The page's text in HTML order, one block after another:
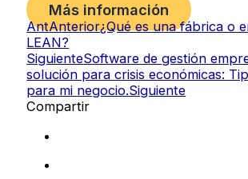
Más información
AntAnterior¿Qué es una fábrica o
LEAN?
SiguienteSoftware de gestión
solución para crisis económicas:
para mi negocio.Siguiente
Compartir